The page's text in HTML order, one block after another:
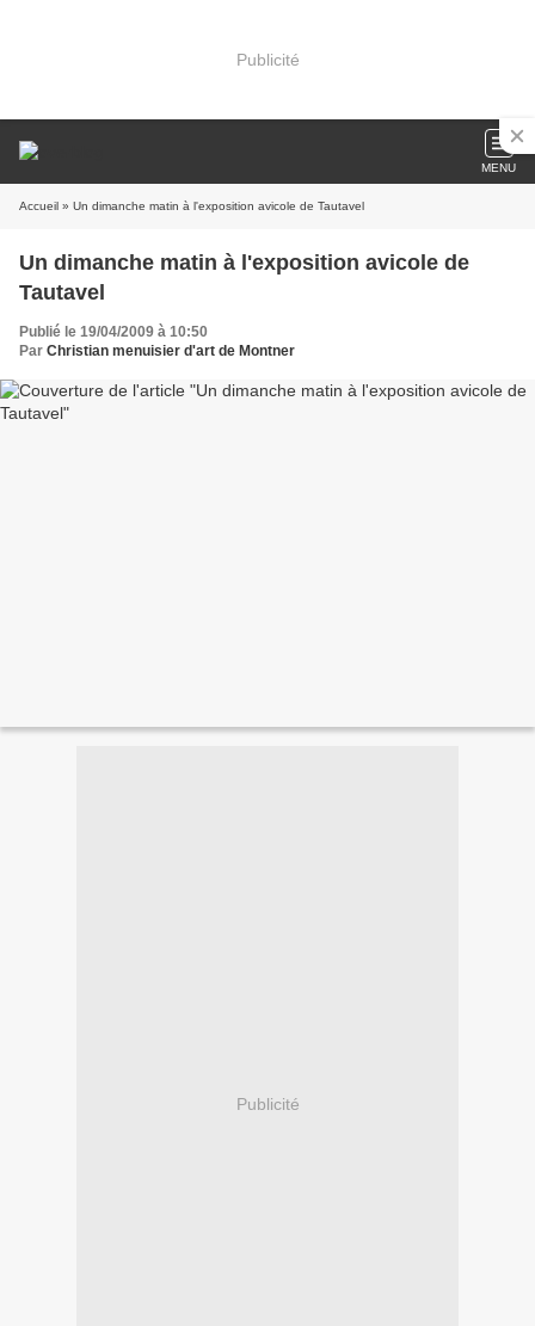
Publicité
MENU
Accueil » Un dimanche matin à l'exposition avicole de Tautavel
Un dimanche matin à l'exposition avicole de
Tautavel
Publié le 19/04/2009 à 10:50
Par Christian menuisier d'art de Montner
Publicité